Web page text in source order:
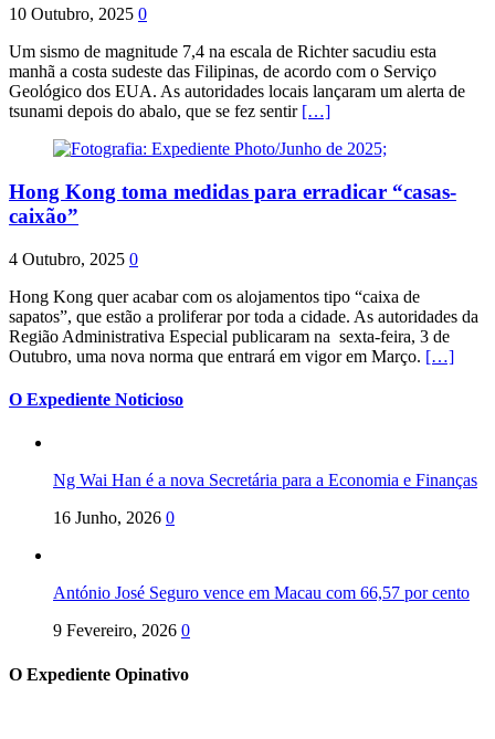
10 Outubro, 2025 0
Um sismo de magnitude 7,4 na escala de Richter sacudiu esta
manhã a costa sudeste das Filipinas, de acordo com o Serviço
Geológico dos EUA. As autoridades locais lançaram um alerta de
tsunami depois do abalo, que se fez sentir […]
Hong Kong toma medidas para erradicar “casas-
caixão”
4 Outubro, 2025 0
Hong Kong quer acabar com os alojamentos tipo “caixa de
sapatos”, que estão a proliferar por toda a cidade. As autoridades da
Região Administrativa Especial publicaram na sexta-feira, 3 de
Outubro, uma nova norma que entrará em vigor em Março. […]
O Expediente Noticioso
Ng Wai Han é a nova Secretária para a Economia e Finanças
16 Junho, 2026 0
António José Seguro vence em Macau com 66,57 por cento
9 Fevereiro, 2026 0
O Expediente Opinativo